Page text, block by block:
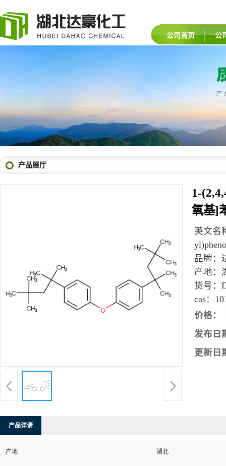
公司首页 公
产品展厅
1-
氧基]
英文名
品牌：
产地：
货号：
cas：
价格：
发布日
更新日
产品详请
产地 湖北